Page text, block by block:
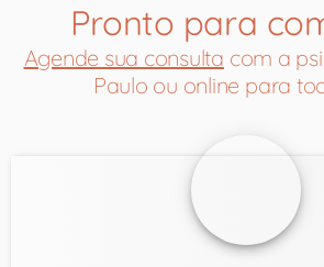
Pronto para
Agende sua consulta com a
Paulo ou online para